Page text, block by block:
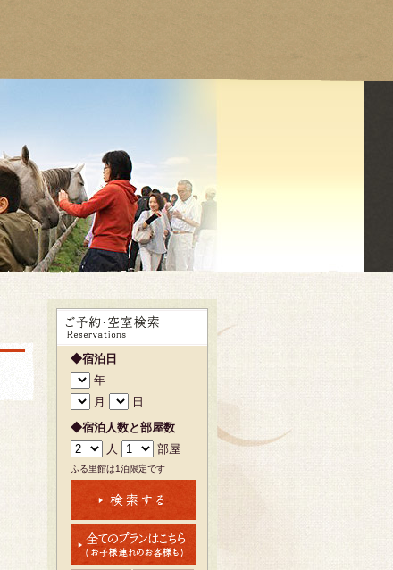
◆宿泊日
年
月
日
◆宿泊人数と部屋数
人
部屋
ふる里館は1泊限定です